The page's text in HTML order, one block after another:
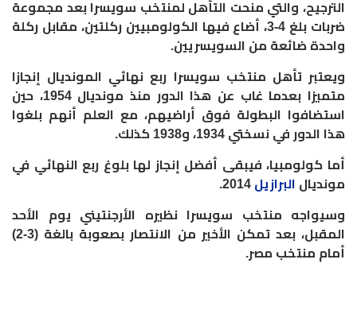
الترجيح، والتي منحت التأهل لمنتخب سويسرا بعد مجموعة
ضربات بلغ 4-3، أضاع فيها الكولومبيين ركلتين، مقابل ركلة
واحدة ضائعة من السويسريين.
ويعتبر تأهل منتخب سويسرا ربع نهائي المونديال إنجازا
متميزا بعدما غاب عن هذا الدور منذ مونديال 1954، حين
استضافوا البطولة فوق أراضيهم، مع العلم أنهم بلغوا
هذا الدور في نسختي 1934، و1938 كذلك.
أما كولومبيا، فيبقى أفضل إنجاز لها بلوغ ربع النهائي في
مونديال
البرازيل
وسيواجه منتخب سويسرا نظيره الأرجنتيني يوم الأحد
المقبل، بعد تمكن الأخير من الانتصار بصعوبة بالغة (3-2)
أمام منتخب مصر.